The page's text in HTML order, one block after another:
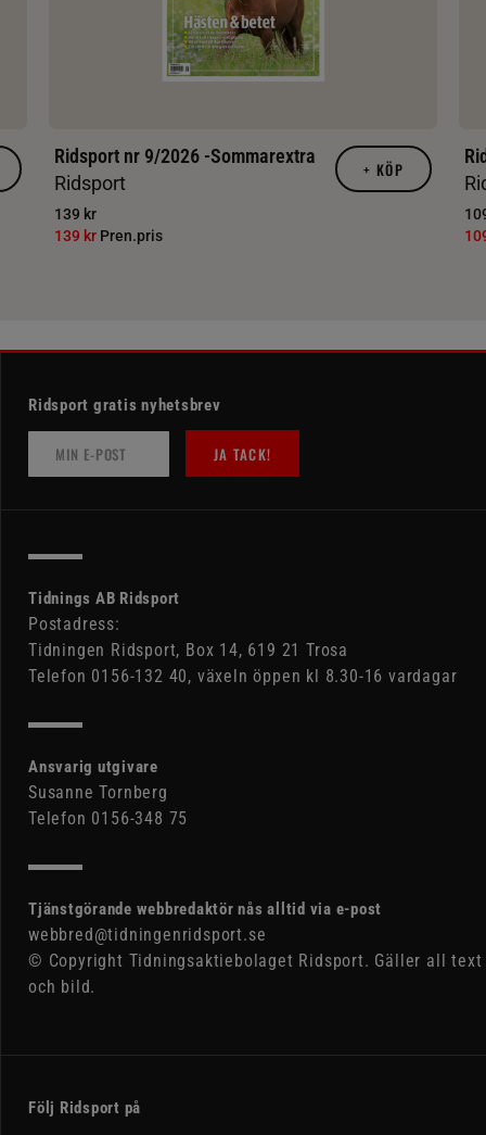
Ridsport nr 9/2026 -Sommarextra
Ridsport
139 kr
139 kr Pren.pris
+ KÖP
Ridsport gratis nyhetsbrev
JA TACK!
Tidnings AB Ridsport
Postadress:
Tidningen Ridsport, Box 14, 619 21 Trosa
Telefon 0156-132 40, växeln öppen kl 8.30-16 vardagar
Ansvarig utgivare
Susanne Tornberg
Telefon 0156-348 75
Tjänstgörande webbredaktör nås alltid via e-post
webbred@tidningenridsport.se
© Copyright Tidningsaktiebolaget Ridsport. Gäller all text
och bild.
Följ Ridsport på